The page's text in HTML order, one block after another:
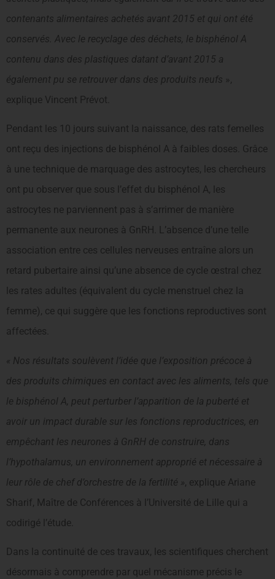
contenants alimentaires achetés avant 2015 et qui ont été
conservés. Avec le recyclage des déchets, le bisphénol A
contenu dans des plastiques datant d’avant 2015 a
également pu se retrouver dans des produits neufs »,
explique Vincent Prévot.
Pendant les 10 jours suivant la naissance, des rats femelles
ont reçu des injections de bisphénol A à faibles doses. Grâce
à une technique de marquage des astrocytes, les chercheurs
ont pu observer que sous l’effet du bisphénol A, les
astrocytes ne parviennent pas à s’arrimer de manière
permanente aux neurones à GnRH. L’absence d’une telle
association entre ces cellules nerveuses entraîne alors un
retard pubertaire ainsi qu’une absence de cycle œstral chez
les rates adultes (équivalent du cycle menstruel chez la
femme), ce qui suggère que les fonctions reproductives sont
affectées.
« Nos résultats soulèvent l’idée que l’exposition précoce à
des produits chimiques en contact avec les aliments, tels que
le bisphénol A, peut perturber l’apparition de la puberté et
avoir un impact durable sur les fonctions reproductrices, en
empêchant les neurones à GnRH de construire, dans
l’hypothalamus, un environnement approprié et nécessaire à
leur rôle de chef d’orchestre de la fertilité », explique Ariane
Sharif, Maître de Conférences à l’Université de Lille qui a
codirigé l’étude.
Dans la continuité de ces travaux, les scientifiques cherchent
désormais à comprendre par quel mécanisme précis le